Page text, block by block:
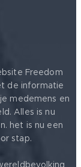
Freedom
de informatie
medemens en
Alles is nu
het is nu een
stap.